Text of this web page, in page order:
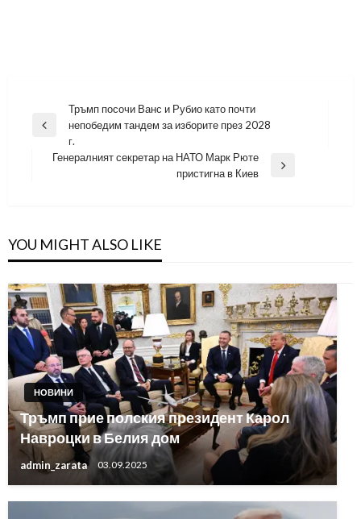
Навигация
Previous
Тръмп посочи Ванс и Рубио като почти
непобедим тандем за изборите през 2028
г.
Генералният секретар на НАТО Марк Рюте
пристигна в Киев
YOU MIGHT ALSO LIKE
НОВИНИ
Тръмп прие полския президент Карол
Навроцки в Белия дом
admin_zarata 03.09.2025